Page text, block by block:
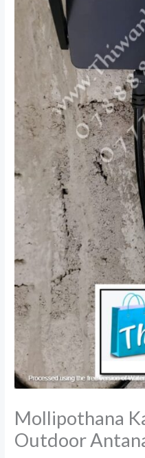
Mollipothana
Outdoor